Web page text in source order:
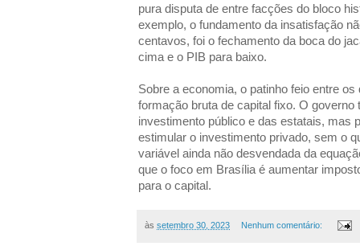
pura disputa de entre facções do bloco
exemplo, o fundamento da insatisfação
centavos, foi o fechamento da boca do
cima e o PIB para baixo.
Sobre a economia, o patinho feio entre
formação bruta de capital fixo. O
investimento público e das estatais, mas
estimular o investimento privado, sem o
variável ainda não desvendada da
que o foco em Brasília é aumentar
para o capital.
às setembro 30, 2023 Nenhum comentário: